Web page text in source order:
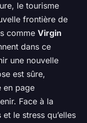
le tourisme
frontière de
comme Virgin
dans ce
une nouvelle
est sûre,
en page
Face à la
le stress qu’elles